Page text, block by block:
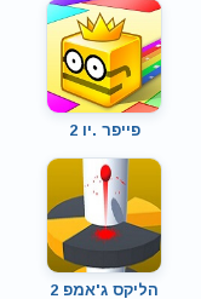
פייפר .יו 2
הליקס ג'אמפ 2